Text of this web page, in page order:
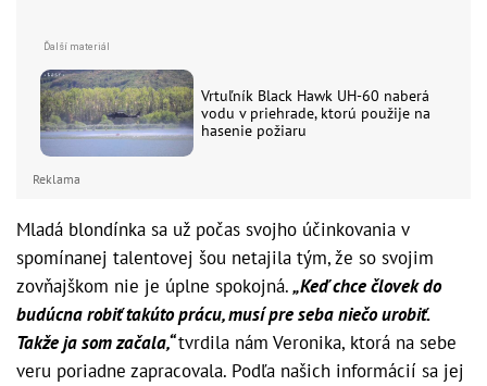
Vrtuľník Black Hawk UH-60 naberá
vodu v priehrade, ktorú použije na
hasenie požiaru
Reklama
Mladá blondínka sa už počas svojho účinkovania v
spomínanej talentovej šou netajila tým, že so svojim
zovňajškom nie je úplne spokojná.„Keď chce človek do
budúcna robiť takúto prácu, musí pre seba niečo urobiť.
Takže ja som začala,“tvrdila nám Veronika, ktorá na sebe
veru poriadne zapracovala. Podľa našich informácií sa jej